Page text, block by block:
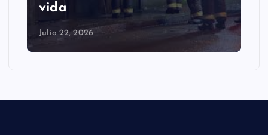
cayó en la comuna
Julio 22, 2026